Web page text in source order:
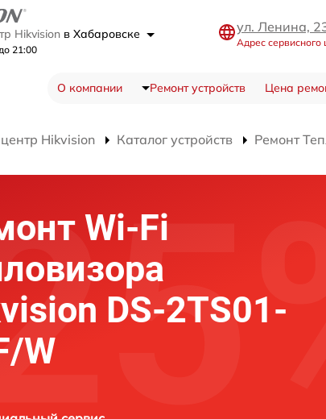
Hikvision в Хабаровске
21:00
ул. Ленина,
Адрес сервисного
О компании Ремонт устройств Цена
Hikvision Каталог устройств Ремонт
Wi-Fi
DS-2TS01-
W